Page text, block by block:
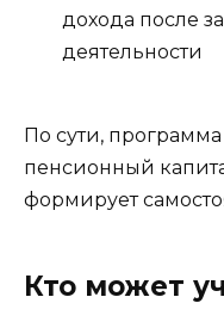
дохода после
деятельности
По сути,
пенсионный
формирует
Кто может